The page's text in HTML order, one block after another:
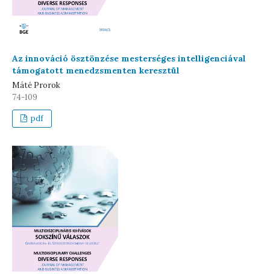
Az innováció ösztönzése mesterséges intelligenciával
támogatott menedzsmenten keresztül
Máté Prorok
74-109
pdf